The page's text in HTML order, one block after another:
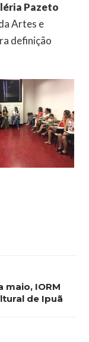
Pazeto
Artes e
definição
maio, IORM
de Ipuã